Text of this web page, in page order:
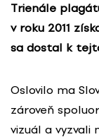
Trienále
v roku 2011
sa dostal k
Oslovilo ma
zároveň
vizuál a vyzvali